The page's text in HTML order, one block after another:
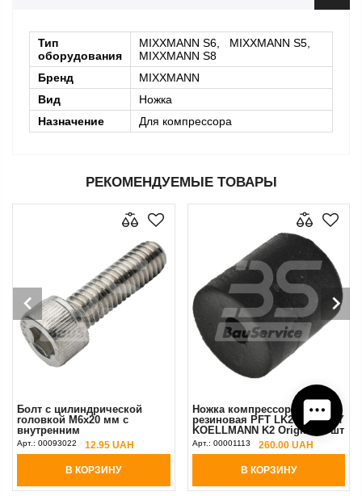
Тип
оборудования
MIXXMANN S6, MIXXMANN S5,
MIXXMANN S8
Бренд
MIXXMANN
Вид
Ножка
Назначение
Для компрессора
РЕКОМЕНДУЕМЫЕ ТОВАРЫ
Болт с цилиндрической
головкой М6х20 мм с
внутренним
шестигранником PFT
Арт.: 00093022 12.95 UAH
В КОРЗИНУ
Ножка компрессора
резиновая PFT LK250/HANDY
KOELLMANN K2 Original 1 шт
Арт.: 00001113 260.00 UAH
В КОРЗИНУ